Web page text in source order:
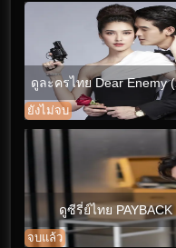
ดูละครไทย Dear Enemy
ยังไม่จบ
ดูซีรี่ย์ไทย
จบแล้ว